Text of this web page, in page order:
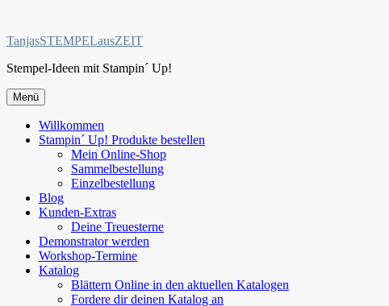
springen
TanjasSTEMPELausZEIT
Stempel-Ideen mit Stampin´ Up!
Menü
Willkommen
Stampin´ Up! Produkte bestellen
Mein Online-Shop
Sammelbestellung
Einzelbestellung
Blog
Kunden-Extras
Deine Treuesterne
Demonstrator werden
Workshop-Termine
Katalog
Blättern Online in den aktuellen Katalogen
Fordere dir deinen Katalog an